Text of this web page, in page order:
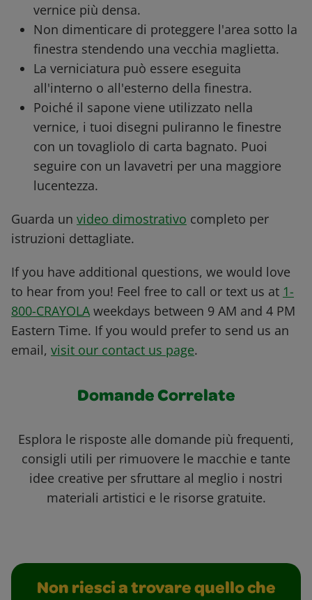
vernice più densa.
Non dimenticare di proteggere l'area sotto la
finestra stendendo una vecchia maglietta.
La verniciatura può essere eseguita
all'interno o all'esterno della finestra.
Poiché il sapone viene utilizzato nella
vernice, i tuoi disegni puliranno le finestre
con un tovagliolo di carta bagnato. Puoi
seguire con un lavavetri per una maggiore
lucentezza.
Guarda un video dimostrativo completo per
istruzioni dettagliate.
If you have additional questions, we would love
to hear from you! Feel free to call or text us at 1-
800-CRAYOLA weekdays between 9 AM and 4 PM
Eastern Time. If you would prefer to send us an
email, visit our contact us page.
Domande Correlate
Esplora le risposte alle domande più frequenti,
consigli utili per rimuovere le macchie e tante
idee creative per sfruttare al meglio i nostri
materiali artistici e le risorse gratuite.
Non riesci a trovare quello che